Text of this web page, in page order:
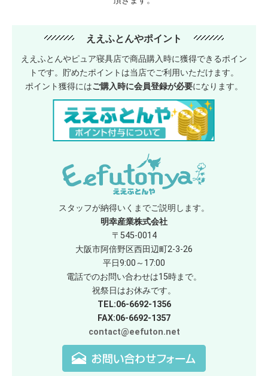
ええふとんやポイント
ええふとんやピュア寝具店で商品購入時に獲得できるポイン
トです。貯めたポイントは当店でご利用いただけます。
ポイント獲得にはご購入時に会員登録が必要になります。
スタッフが納得いくまでご説明します。
明幸産業株式会社
〒545-0014
大阪市阿倍野区西田辺町2-3-26
平日9:00～17:00
電話でのお問い合わせは15時まで。
祝祭日はお休みです。
TEL:06-6692-1356
FAX:06-6692-1357
contact@eefuton.net